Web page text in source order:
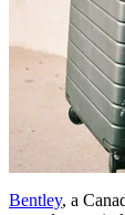
Bentley, a